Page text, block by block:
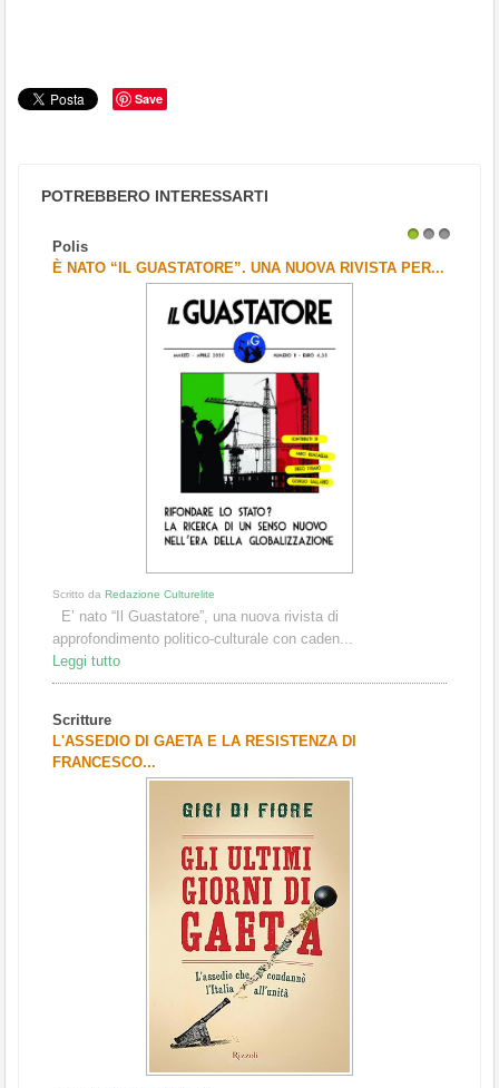
Save
POTREBBERO INTERESSARTI
Polis
È NATO “IL GUASTATORE”. UNA NUOVA RIVISTA PER...
Scritto da Redazione Culturelite
E’ nato “Il Guastatore”, una nuova rivista di
approfondimento politico-culturale con caden...
Leggi tutto
Scritture
L'ASSEDIO DI GAETA E LA RESISTENZA DI
FRANCESCO...